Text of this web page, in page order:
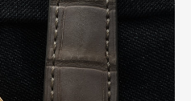
Fashion
Gourmet Cars